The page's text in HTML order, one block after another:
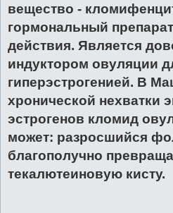
вещество -
гормональный
действия. Является
индуктором овуляции
гиперэстрогенией. В
хронической нехватки
эстрогенов кломид
может: разросшийся
благополучно
текалютеиновую кисту.